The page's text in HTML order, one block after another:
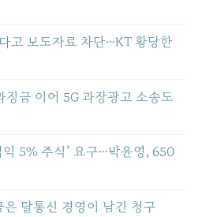
고 보도자료 차단…KT 황당한
금 이어 5G 과장광고 소송도
익 5% 주식’ 요구…박윤영, 650
탈통신 경영이 남긴 청구